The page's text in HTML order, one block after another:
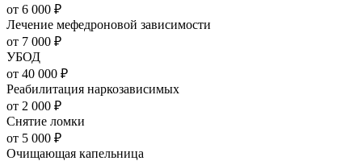
от 6 000 ₽
Лечение мефедроновой зависимости
от 7 000 ₽
УБОД
от 40 000 ₽
Реабилитация наркозависимых
от 2 000 ₽
Снятие ломки
от 5 000 ₽
Очищающая капельница